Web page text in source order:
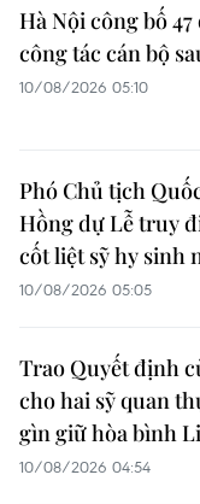
Hà Nội công bố
công tác cán bộ
10/08/2026 05:10
Phó Chủ tịch
Hồng dự Lễ truy
cốt liệt sỹ hy sinh
10/08/2026 05:05
Trao Quyết định
cho hai sỹ quan
gìn giữ hòa bình
10/08/2026 04:54